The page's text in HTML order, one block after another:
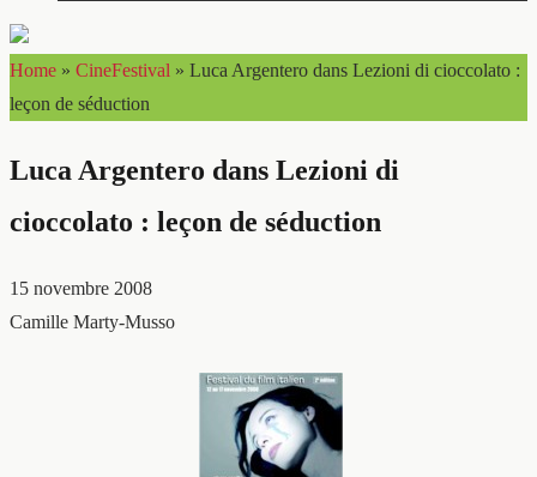
Home » CineFestival » Luca Argentero dans Lezioni di cioccolato :
leçon de séduction
Luca Argentero dans Lezioni di
cioccolato : leçon de séduction
15 novembre 2008
Camille Marty-Musso